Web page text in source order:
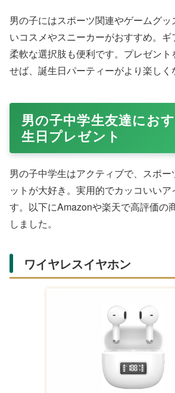
男の子にはスポーツ関連やゲームグ
いコスメやスニーカーがおすすめ。
柔軟な選択肢も便利です。プレゼン
せば、誕生日パーティーがより楽しく
男の子中学生友達にお
生日プレゼント
男の子中学生はアクティブで、スポ
ットが大好き。実用的でカッコいいア
す。以下にAmazonや楽天で高評価の
しました。
ワイヤレスイヤホン